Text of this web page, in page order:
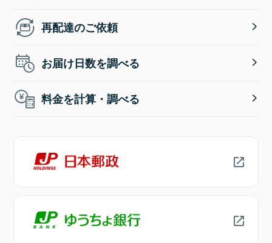
再配達のご依頼
お届け日数を調べる
料金を計算・調べる